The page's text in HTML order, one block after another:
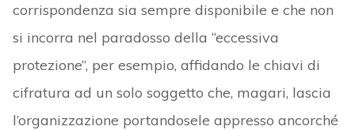
corrispondenza sia sempre disponibile e che non
si incorra nel paradosso della “eccessiva
protezione”, per esempio, affidando le chiavi di
cifratura ad un solo soggetto che, magari, lascia
l’organizzazione portandosele appresso ancorché